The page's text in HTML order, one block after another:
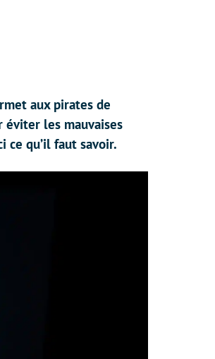
aux pirates de
éviter les mauvaises
ce qu’il faut savoir.